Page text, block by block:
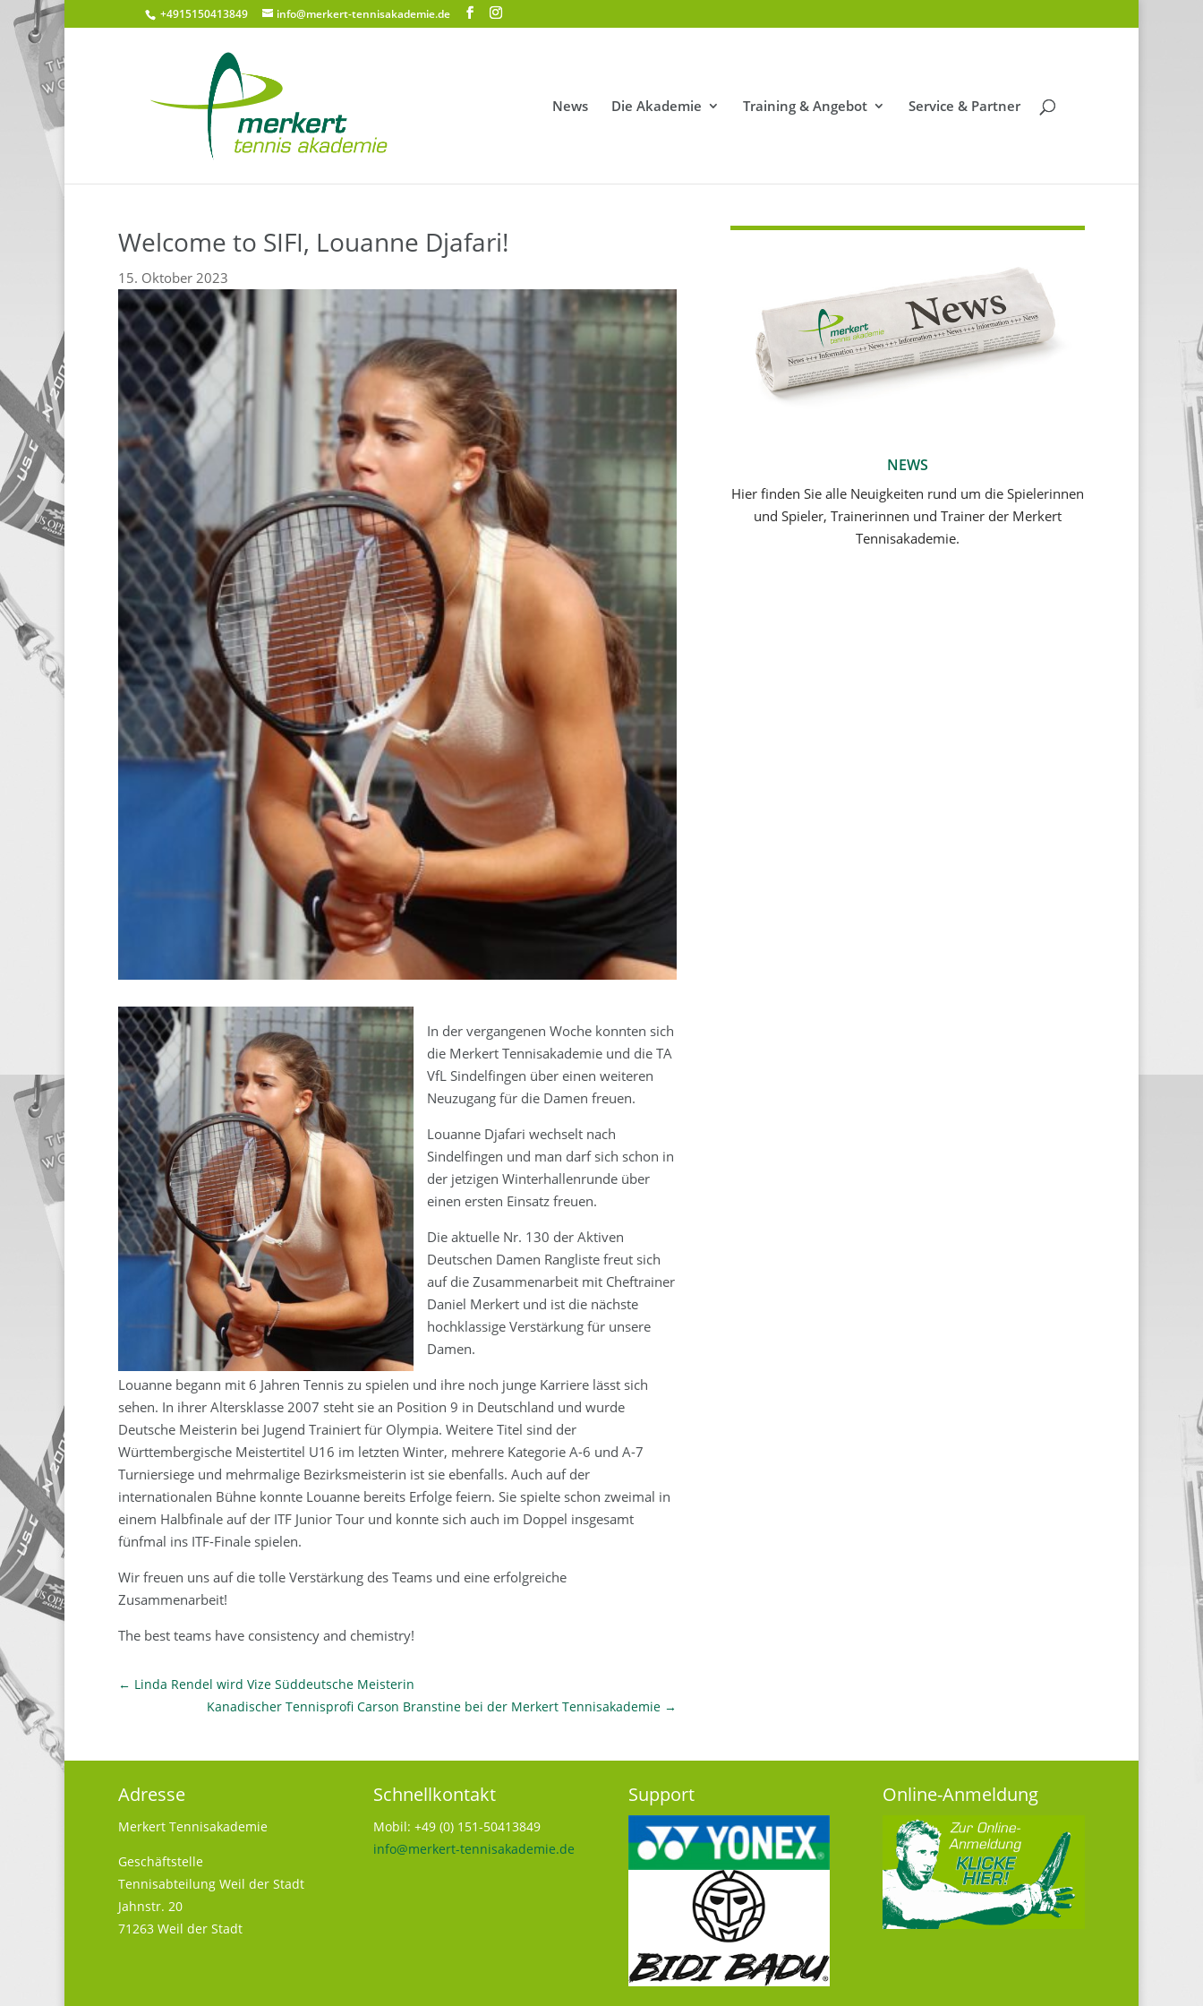
+4915150413849 info@merkert-tennisakademie.de
News Die Akademie Training & Angebot Service & Partner
Welcome to SIFI, Louanne Djafari!
15. Oktober 2023
In der vergangenen Woche konnten sich
die Merkert Tennisakademie und die TA
VfL Sindelfingen über einen weiteren
Neuzugang für die Damen freuen.
Louanne Djafari wechselt nach
Sindelfingen und man darf sich schon in
der jetzigen Winterhallenrunde über
einen ersten Einsatz freuen.
Die aktuelle Nr. 130 der Aktiven
Deutschen Damen Rangliste freut sich
auf die Zusammenarbeit mit Cheftrainer
Daniel Merkert und ist die nächste
hochklassige Verstärkung für unsere
Damen.
Louanne begann mit 6 Jahren Tennis zu spielen und ihre noch junge Karriere lässt sich
sehen. In ihrer Altersklasse 2007 steht sie an Position 9 in Deutschland und wurde
Deutsche Meisterin bei Jugend Trainiert für Olympia. Weitere Titel sind der
Württembergische Meistertitel U16 im letzten Winter, mehrere Kategorie A-6 und A-7
Turniersiege und mehrmalige Bezirksmeisterin ist sie ebenfalls. Auch auf der
internationalen Bühne konnte Louanne bereits Erfolge feiern. Sie spielte schon zweimal in
einem Halbfinale auf der ITF Junior Tour und konnte sich auch im Doppel insgesamt
fünfmal ins ITF-Finale spielen.
Wir freuen uns auf die tolle Verstärkung des Teams und eine erfolgreiche
Zusammenarbeit!
The best teams have consistency and chemistry!
← Linda Rendel wird Vize Süddeutsche Meisterin
Kanadischer Tennisprofi Carson Branstine bei der Merkert Tennisakademie →
NEWS
Hier finden Sie alle Neuigkeiten rund um die Spielerinnen
und Spieler, Trainerinnen und Trainer der Merkert
Tennisakademie.
Adresse
Merkert Tennisakademie
Geschäftstelle
Tennisabteilung Weil der Stadt
Jahnstr. 20
71263 Weil der Stadt
Schnellkontakt
Mobil: +49 (0) 151-50413849
info@merkert-tennisakademie.de
Support Online-Anmeldung